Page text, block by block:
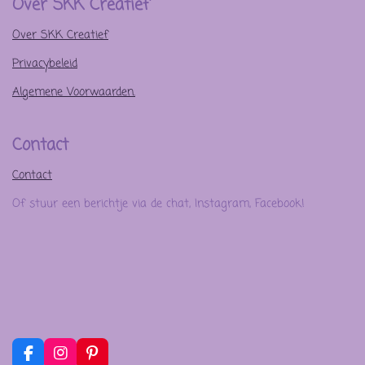
Over SKK Creatief
Privacybeleid
Algemene Voorwaarden.
Contact
Contact
Of stuur een berichtje via de chat, Instagram, Facebook!
F I P